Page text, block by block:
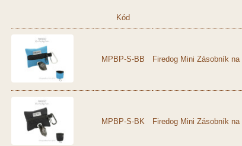
Kód
MPBP-S-BB Firedog Mini Zásobník
MPBP-S-BK Firedog Mini Zásobník